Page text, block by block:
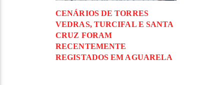
CENÁRIOS DE TORRES
VEDRAS, TURCIFAL E SANTA
CRUZ FORAM
RECENTEMENTE
REGISTADOS EM AGUARELA